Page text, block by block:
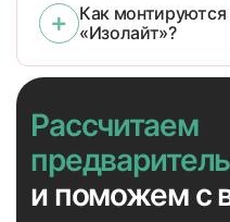
Как
«Изолайт»?
Рассчитаем
и поможем с